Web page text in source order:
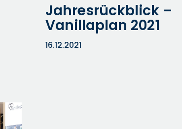
Jahresrückblick –
Vanillaplan 2021
16.12.2021